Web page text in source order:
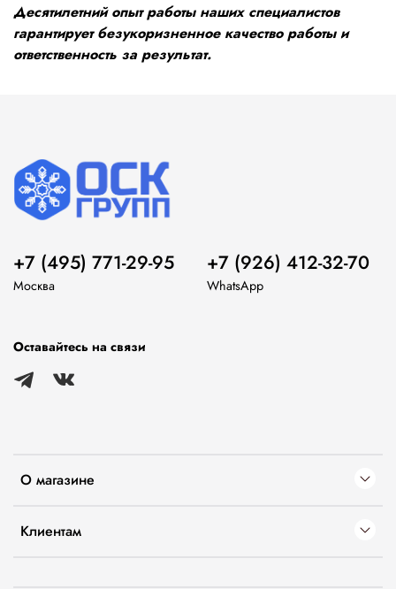
Десятилетний опыт работы наших специалистов
гарантирует безукоризненное качество работы и
ответственность за результат.
О магазине
Клиентам
+7 (495) 771-29-95
Москва
+7 (926) 412-32-70
WhatsApp
Оставайтесь на связи